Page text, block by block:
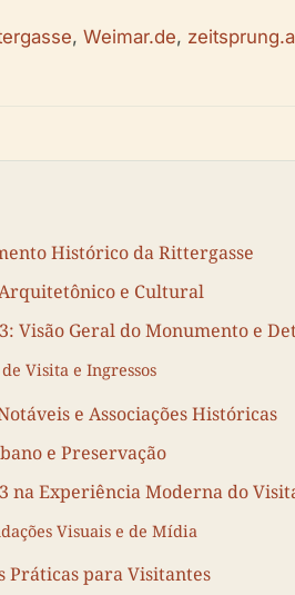
, Weimar.de,
Histórico da Rittergasse
e Cultural
Visão Geral do Monumento e
Visita e Ingressos
e Associações Históricas
e Preservação
na Experiência Moderna do
Visuais e de Mídia
Práticas para Visitantes